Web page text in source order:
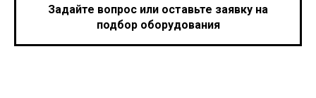
Задайте вопрос или оставьте заявку на
подбор оборудования